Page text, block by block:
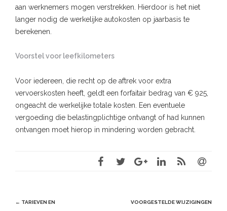
aan werknemers mogen verstrekken. Hierdoor is het niet
langer nodig de werkelijke autokosten op jaarbasis te
berekenen.
Voorstel voor leefkilometers
Voor iedereen, die recht op de aftrek voor extra
vervoerskosten heeft, geldt een forfaitair bedrag van € 925,
ongeacht de werkelijke totale kosten. Een eventuele
vergoeding die belastingplichtige ontvangt of had kunnen
ontvangen moet hierop in mindering worden gebracht.
Post
← TARIEVEN EN VOORGESTELDE WIJZIGINGEN